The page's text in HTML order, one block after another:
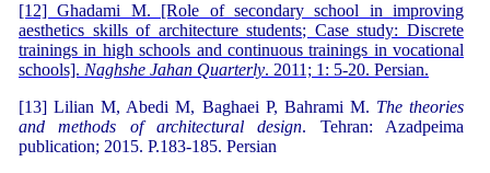
[12] Ghadami M. [Role of secondary school in improving
aesthetics skills of architecture students; Case study: Discrete
trainings in high schools and continuous trainings in vocational
schools]. Naghshe Jahan Quarterly. 2011; 1: 5-20. Persian.
[13] Lilian M, Abedi M, Baghaei P, Bahrami M. The theories
and methods of architectural design. Tehran: Azadpeima
publication; 2015. P.183-185. Persian